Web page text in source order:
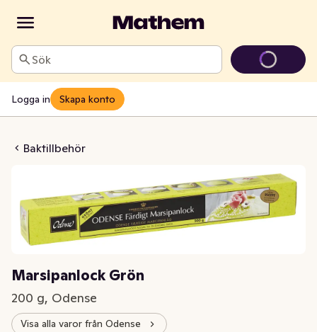
Sök
Logga in Skapa konto
Baktillbehör
Grön
Marsipanlock Grön
200 g, Odense
Visa alla varor från Odense